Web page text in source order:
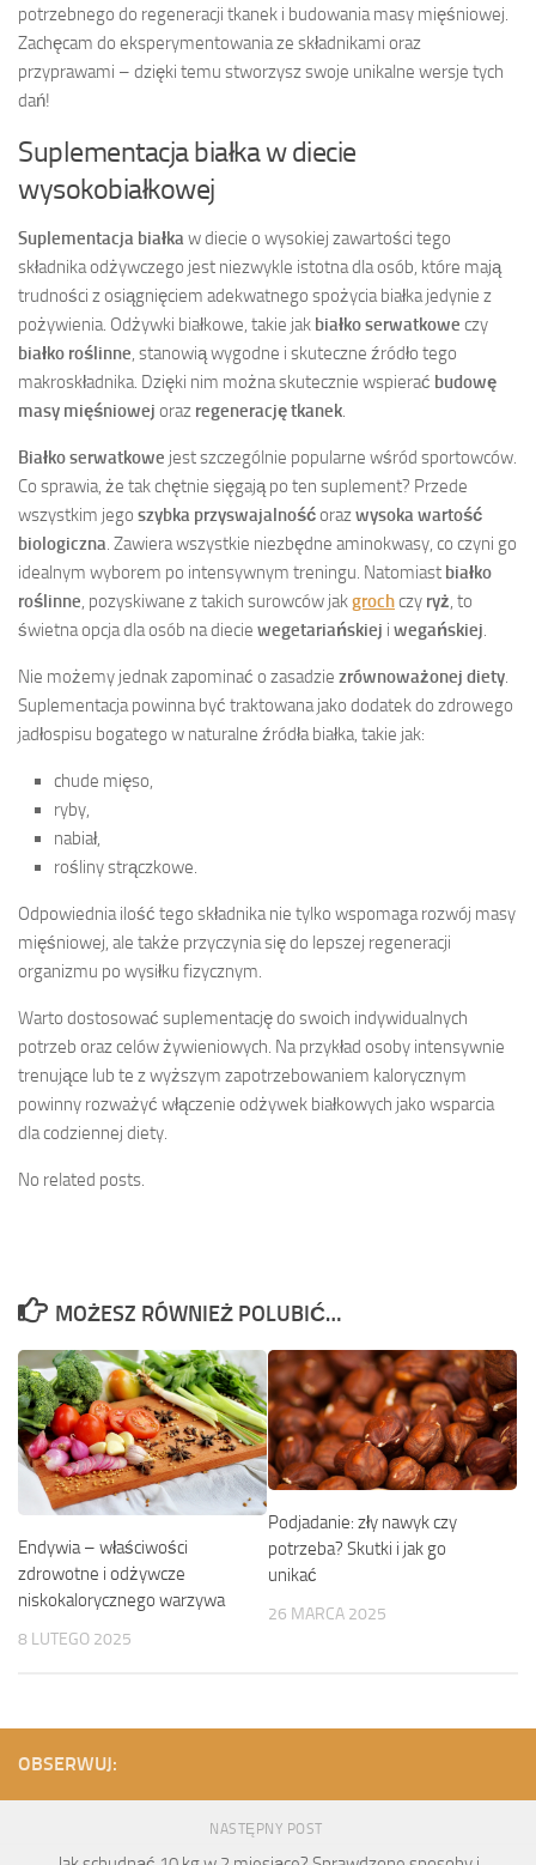
potrzebnego do regeneracji tkanek i budowania masy mięśniowej.
Zachęcam do eksperymentowania ze składnikami oraz
przyprawami – dzięki temu stworzysz swoje unikalne wersje tych
dań!
Suplementacja białka w diecie
wysokobiałkowej
Suplementacja białkaw diecie o wysokiej zawartości tego
składnika odżywczego jest niezwykle istotna dla osób, które mają
trudności z osiągnięciem adekwatnego spożycia białka jedynie z
pożywienia. Odżywki białkowe, takie jak białko serwatkowe czy
białko roślinne, stanowią wygodne i skuteczne źródło tego
makroskładnika. Dzięki nim można skutecznie wspierać budowę
masy mięśniowej oraz regenerację tkanek.
Białko serwatkowe jest szczególnie popularne wśród sportowców.
Co sprawia, że tak chętnie sięgają po ten suplement? Przede
wszystkim jego szybka przyswajalnośćorazwysoka wartość
biologiczna. Zawiera wszystkie niezbędne aminokwasy, co czyni go
idealnym wyborem po intensywnym treningu. Natomiast białko
roślinne, pozyskiwane z takich surowców jakgrochczy ryż, to
świetna opcja dla osób na diecie wegetariańskiej i wegańskiej.
Nie możemy jednak zapominać o zasadzie zrównoważonej diety.
Suplementacja powinna być traktowana jako dodatek do zdrowego
jadłospisu bogatego w naturalne źródła białka, takie jak:
chude mięso,
ryby,
nabiał,
rośliny strączkowe.
Odpowiednia ilość tego składnika nie tylko wspomaga rozwój masy
mięśniowej, ale także przyczynia się do lepszej regeneracji
organizmu po wysiłku fizycznym.
Warto dostosować suplementację do swoich indywidualnych
potrzeb oraz celów żywieniowych. Na przykład osoby intensywnie
trenujące lub te z wyższym zapotrzebowaniem kalorycznym
powinny rozważyć włączenie odżywek białkowych jako wsparcia
dla codziennej diety.
No related posts.
MOŻESZ RÓWNIEŻ POLUBIĆ…
Endywia – właściwości
zdrowotne i odżywcze
niskokalorycznego warzywa
8 LUTEGO 2025
Podjadanie: zły nawyk czy
potrzeba? Skutki i jak go
unikać
26 MARCA 2025
OBSERWUJ:
NASTĘPNY POST